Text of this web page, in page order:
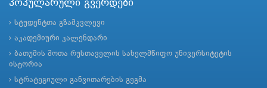
პოპულარული გვერდები
სტუდენტთა გზამკვლევი
აკადემიური კალენდარი
ბათუმის შოთა რუსთაველის სახელმწიფო უნივერსიტეტის
ისტორია
სტრატეგიული განვითარების გეგმა